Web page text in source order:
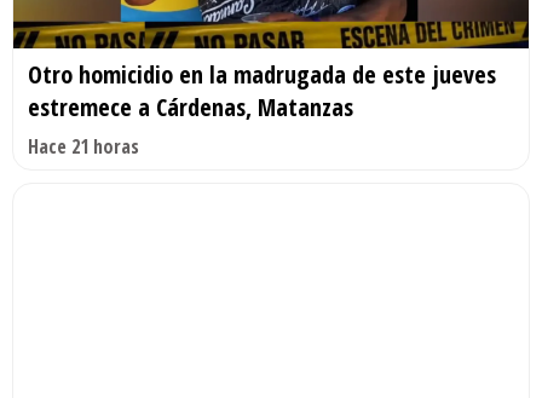
Otro homicidio en la madrugada de este jueves
estremece a Cárdenas, Matanzas
Hace 21 horas